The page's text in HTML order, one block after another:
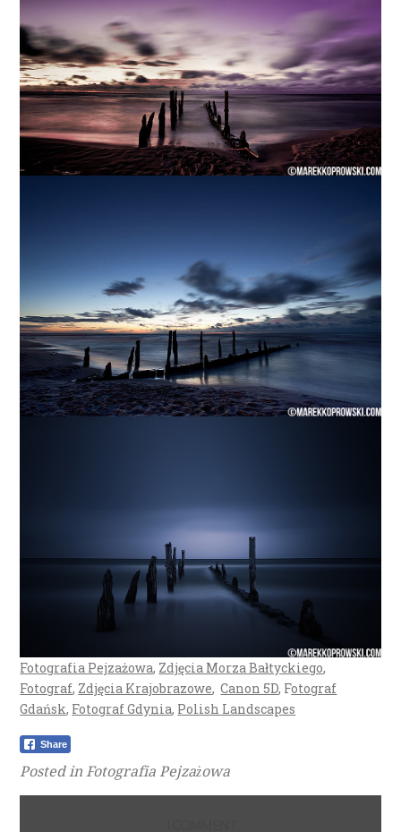
Fotografia Pejzażowa, Zdjęcia Morza Bałtyckiego,
Fotograf, Zdjęcia Krajobrazowe,Canon 5D, Fotograf
Gdańsk, Fotograf Gdynia, Polish Landscapes
Share
Posted inFotografia Pejzażowa